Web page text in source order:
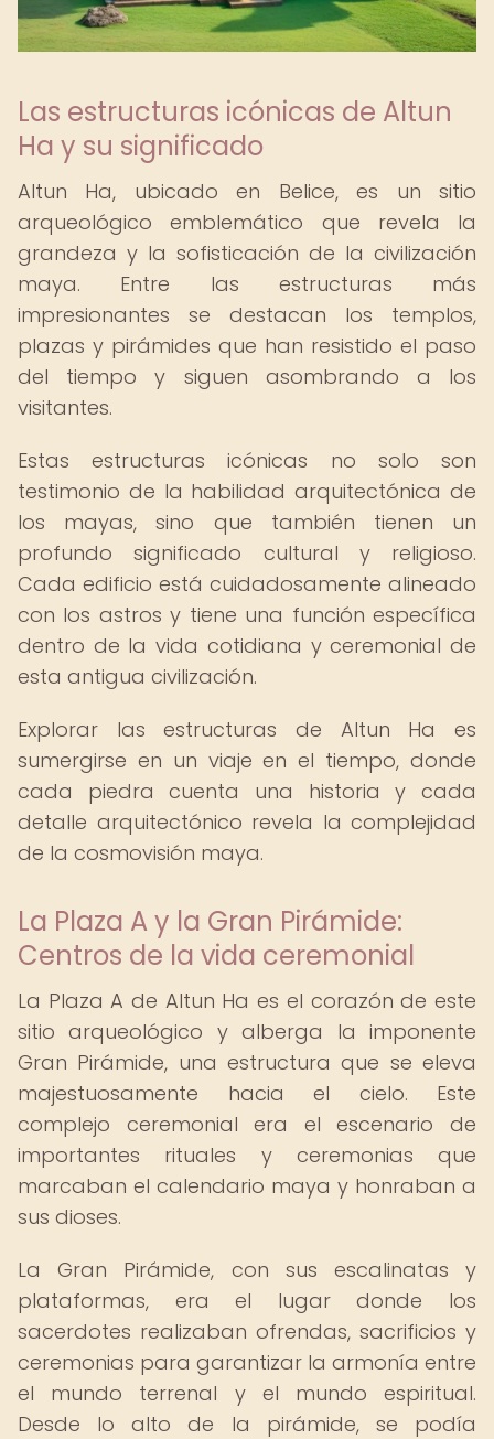
Las estructuras icónicas de Altun
Ha y su significado
Altun Ha, ubicado en Belice, es un sitio
arqueológico emblemático que revela la
grandeza y la sofisticación de la civilización
maya. Entre las estructuras más
impresionantes se destacan los templos,
plazas y pirámides que han resistido el paso
del tiempo y siguen asombrando a los
visitantes.
Estas estructuras icónicas no solo son
testimonio de la habilidad arquitectónica de
los mayas, sino que también tienen un
profundo significado cultural y religioso.
Cada edificio está cuidadosamente alineado
con los astros y tiene una función específica
dentro de la vida cotidiana y ceremonial de
esta antigua civilización.
Explorar las estructuras de Altun Ha es
sumergirse en un viaje en el tiempo, donde
cada piedra cuenta una historia y cada
detalle arquitectónico revela la complejidad
de la cosmovisión maya.
La Plaza A y la Gran Pirámide:
Centros de la vida ceremonial
La Plaza A de Altun Ha es el corazón de este
sitio arqueológico y alberga la imponente
Gran Pirámide, una estructura que se eleva
majestuosamente hacia el cielo. Este
complejo ceremonial era el escenario de
importantes rituales y ceremonias que
marcaban el calendario maya y honraban a
sus dioses.
La Gran Pirámide, con sus escalinatas y
plataformas, era el lugar donde los
sacerdotes realizaban ofrendas, sacrificios y
ceremonias para garantizar la armonía entre
el mundo terrenal y el mundo espiritual.
Desde lo alto de la pirámide, se podía